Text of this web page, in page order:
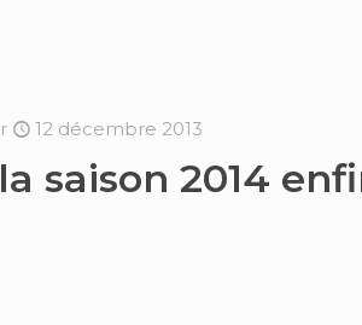
12 décembre 2013
saison 2014